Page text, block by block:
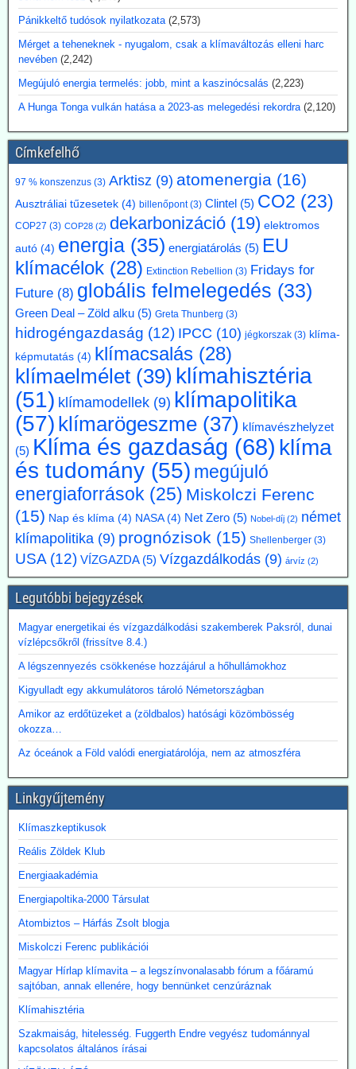
hogy a 3D-nyomtatóra bízzuk megépítését.
2026.07.17. Blackout News: Argentína
magánbefektetői finanszírozással kíván
atomerőművet létesíteni
Argentína az Atucha-i atomerőmű-telepen egy új, körülbelül 300
megawatt teljesítményű atomreaktort kíván építeni. A projektet
teljes egészében magánforrásokból finanszírozzák, és a beruházás
összege várhatóan eléri az 1,2 milliárd amerikai dollárt. Luis Caputo
gazdasági miniszter július elején mutatta be a terveket a projekt
fejlesztőjével, a Meitner Energy vállalattal közösen. A vállalat az
ACR-300 nevű argentin reaktortervet kívánja elsőként kereskedelmi
célokra megvalósítani.
Kommentárunk: Ezek szerint Argentínáról nemcsak pénzügy
válságok említése során hallhatunk, hanem nukleáris technológiánál
is. A 300 MW Paks II teljesítményének kb. egyhetede.
2026.07.17. Blackout News: A német RWE
vezérigazgatója a német - az uniós vállalásoknál
5 évvel előbbre hozott - klímacélok eltörlését kéri
Markus Krebber, az RWE vezérigazgatója azt követeli, hogy
hosszabbítsák meg a német klímacélok elérése határidejét, és a
klímasemlegességet 2045-ről 2050-re halasszák el. Úgy véli, hogy a
korábbi, az EU 2050-es célévétől eltérő német „különút” gazdasági
szempontból káros és klímapolitikai szempontból hatástalan.
Vassiliadis, szakszervezeti vezetője támogatja a kezdeményezést,
mivel a magas energiaköltségek, a gyenge konjunktúra és a rövid
beruházási határidők elsősorban az energiaintenzív vállalkozásokat
terhelik. A törvényes cél azonban továbbra is érvényben marad,
amíg a Bundestag nem módosítja az éghajlatvédelmi törvényt.
Kommentárunk: Az öt év halasztás kb. annyit jelent, mint
fuldoklónak a szalmaszál. És evvel a két idézett vezető is tisztában
van.
2026.07.17. Műszaki Magazin: A BME kutatói
vinni a paksi hőt
Az atomerőmű hulladékhőjének a fővárosi távfűtésben történő
hasznosítása gazdasági és környezetvédelmi szempontból is
ígéretes elképzelés.
A főváros távhőrendszerét üzemeltető Budapesti Közművek (BKM)
több hónapig tartó tárgyalások után megbízási szerződést kötött a
BME-vel egy döntést megalapozó tanulmány közös elkészítésére a
Paksi Atomerőmű hőjének a fővárosi távfűtési rendszerbe való
eljuttatása lehetőségéről.
Pánikkeltő tudósok nyilatkozata (2,573)
Mérget a teheneknek - nyugalom, csak a klímaváltozás elleni harc
nevében (2,242)
Megújuló energia termelés: jobb, mint a kaszinócsalás (2,223)
A Hunga Tonga vulkán hatása a 2023-as melegedési rekordra (2,120)
Címkefelhő
97 % konszenzus (3) Arktisz (9) atomenergia (16)
Ausztráliai tűzesetek (4) billenőpont(3) Clintel (5) CO2 (23)
COP27 (3) COP28 (2) dekarbonizáció (19) elektromos
autó (4) energia (35) energiatárolás (5) EU
klímacélok (28) Extinction Rebellion (3) Fridays for
Future (8) globális felmelegedés (33)
Green Deal – Zöld alku (5) Greta Thunberg (3)
hidrogéngazdaság (12) IPCC (10) jégkorszak (3) klíma-
képmutatás (4) klímacsalás (28)
klímaelmélet (39) klímahisztéria
(51) klímamodellek (9) klímapolitika
(57) klímarögeszme (37) klímavészhelyzet
(5) Klíma és gazdaság (68) klíma
és tudomány (55) megújuló
energiaforrások (25) Miskolczi Ferenc
(15) Nap és klíma (4) NASA(4) Net Zero (5) Nobel-díj (2) német
klímapolitika (9) prognózisok (15) Shellenberger (3)
USA(12) VÍZGAZDA(5) Vízgazdálkodás (9) árvíz (2)
Legutóbbi bejegyzések
Magyar energetikai és vízgazdálkodási szakemberek Paksról, dunai
vízlépcsőkről (frissítve 8.4.)
A légszennyezés csökkenése hozzájárul a hőhullámokhoz
Kigyulladt egy akkumulátoros tároló Németországban
Amikor az erdőtüzeket a (zöldbalos) hatósági közömbösség
okozza…
Az óceánok a Föld valódi energiatárolója, nem az atmoszféra
Linkgyűjtemény
Klímaszkeptikusok
Reális Zöldek Klub
Energiaakadémia
Energiapoltika-2000 Társulat
Atombiztos – Hárfás Zsolt blogja
Miskolczi Ferenc publikációi
Magyar Hírlap klímavita – a legszínvonalasabb fórum a főáramú
sajtóban, annak ellenére, hogy bennünket cenzúráznak
Klímahisztéria
Szakmaiság, hitelesség. Fuggerth Endre vegyész tudománnyal
kapcsolatos általános írásai